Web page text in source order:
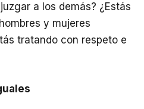
a los demás? ¿Estás
y mujeres
tratando con respeto e